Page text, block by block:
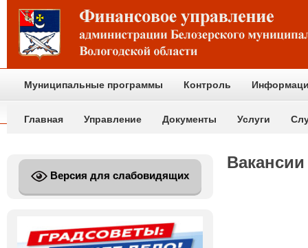
Муниципальные программы Контроль
Главная Управление Документы Услуги
Вакансии
Версия для слабовидящих